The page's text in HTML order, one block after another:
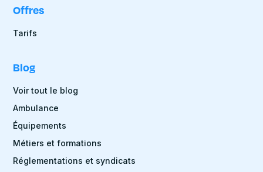
Offres
Tarifs
Blog
Voir tout le blog
Ambulance
Équipements
Métiers et formations
Réglementations et syndicats